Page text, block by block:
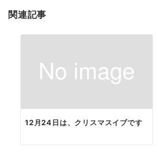
ン
関連記事
12月24日は、クリスマスイブです